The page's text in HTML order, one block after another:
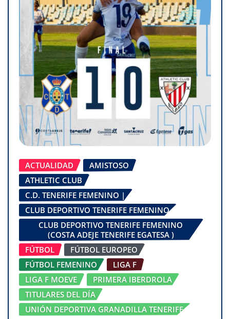
ACTUALIDAD
AMISTOSO
ATHLETIC CLUB
C.D. TENERIFE FEMENINO |
CLUB DEPORTIVO TENERIFE FEMENINO
CLUB DEPORTIVO TENERIFE FEMENINO
(COSTA ADEJE TENERIFE EGATESA )
FÚTBOL
FÚTBOL EUROPEO
FÚTBOL FEMENINO
LIGA F
LIGA F MOEVE
PRIMERA IBERDROLA
TITULARES DEL DÍA
UNIÓN DEPORTIVA GRANADILLA TENERIFE